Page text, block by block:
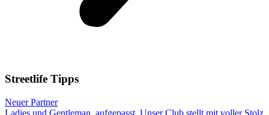
Streetlife Tipps
Neuer Partner
Ladies und Gentleman, aufgepasst. Unser Club stellt mit voller Stolz